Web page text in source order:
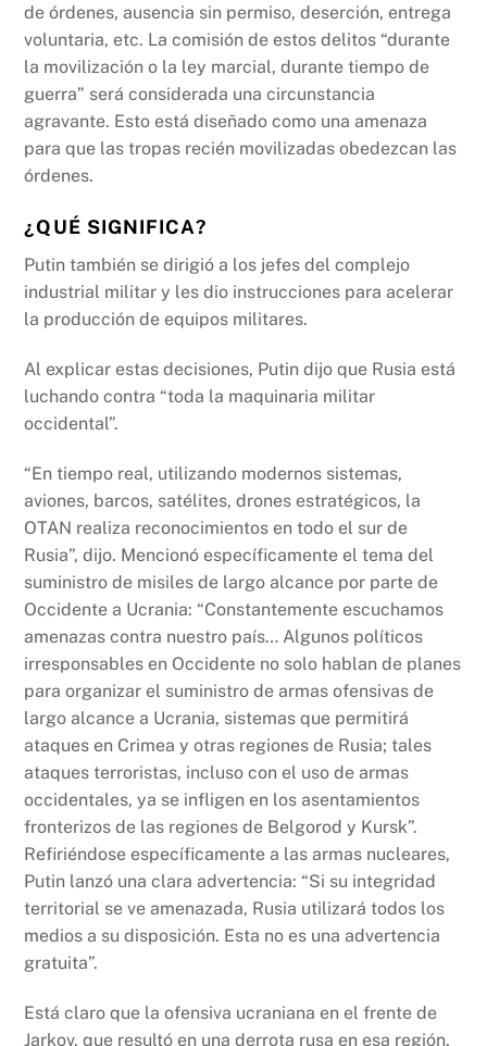
de órdenes, ausencia sin permiso, deserción, entrega
voluntaria, etc. La comisión de estos delitos “durante
la movilización o la ley marcial, durante tiempo de
guerra” será considerada una circunstancia
agravante. Esto está diseñado como una amenaza
para que las tropas recién movilizadas obedezcan las
órdenes.
¿QUÉ SIGNIFICA?
Putin también se dirigió a los jefes del complejo
industrial militar y les dio instrucciones para acelerar
la producción de equipos militares.
Al explicar estas decisiones, Putin dijo que Rusia está
luchando contra “toda la maquinaria militar
occidental”.
“En tiempo real, utilizando modernos sistemas,
aviones, barcos, satélites, drones estratégicos, la
OTAN realiza reconocimientos en todo el sur de
Rusia”, dijo. Mencionó específicamente el tema del
suministro de misiles de largo alcance por parte de
Occidente a Ucrania: “Constantemente escuchamos
amenazas contra nuestro país… Algunos políticos
irresponsables en Occidente no solo hablan de planes
para organizar el suministro de armas ofensivas de
largo alcance a Ucrania, sistemas que permitirá
ataques en Crimea y otras regiones de Rusia; tales
ataques terroristas, incluso con el uso de armas
occidentales, ya se infligen en los asentamientos
fronterizos de las regiones de Belgorod y Kursk”.
Refiriéndose específicamente a las armas nucleares,
Putin lanzó una clara advertencia: “Si su integridad
territorial se ve amenazada, Rusia utilizará todos los
medios a su disposición. Esta no es una advertencia
gratuita”.
Está claro que la ofensiva ucraniana en el frente de
Jarkov, que resultó en una derrota rusa en esa región,